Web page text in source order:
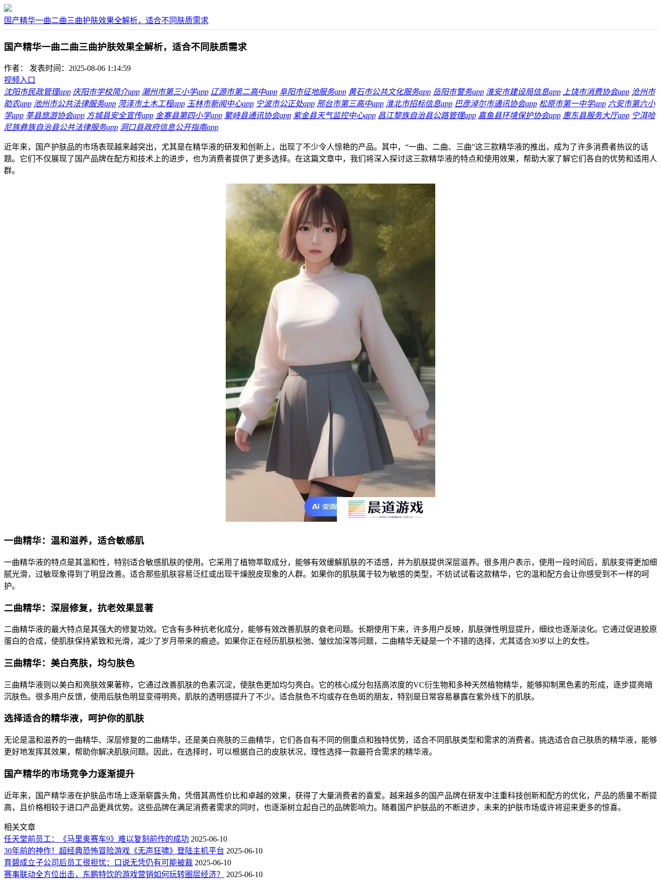
国产精华一曲二曲三曲护肤效果全解析，适合不同肤质需求
国产精华一曲二曲三曲护肤效果全解析，适合不同肤质需求
作者：
发表时间：2025-08-06 1:14:59
视频入口
沈阳市民政管理app 庆阳市学校简介app 潮州市第三小学app 辽源市第二高中app 阜阳市征地服务app 黄石市公共文化服务app 岳阳市警务app 淮安市建设局信息app 上饶市消费协会app 沧州市
助农app 池州市公共法律服务app 菏泽市土木工程app 玉林市新闻中心app 宁波市公正处app 邢台市第三高中app 淮北市招标信息app 巴彦淖尔市通讯协会app 松原市第一中学app 六安市第六小
学app 莘县旅游协会app 方城县安全宣传app 金寨县第四小学app 繁峙县通讯协会app 紫金县天气监控中心app 昌江黎族自治县公路管理app 嘉鱼县环境保护协会app 惠东县服务大厅app 宁洱哈
尼族彝族自治县公共法律服务app 洞口县政府信息公开指南app
近年来，国产护肤品的市场表现越来越突出，尤其是在精华液的研发和创新上，出现了不少令人惊艳的产品。其中，“一曲、二曲、三曲”这三款精华液的推出，成为了许多消费者热议的话
题。它们不仅展现了国产品牌在配方和技术上的进步，也为消费者提供了更多选择。在这篇文章中，我们将深入探讨这三款精华液的特点和使用效果，帮助大家了解它们各自的优势和适用人
群。
一曲精华：温和滋养，适合敏感肌
一曲精华液的特点是其温和性，特别适合敏感肌肤的使用。它采用了植物萃取成分，能够有效缓解肌肤的不适感，并为肌肤提供深层滋养。很多用户表示，使用一段时间后，肌肤变得更加细
腻光滑，过敏现象得到了明显改善。适合那些肌肤容易泛红或出现干燥脱皮现象的人群。如果你的肌肤属于较为敏感的类型，不妨试试看这款精华，它的温和配方会让你感受到不一样的呵
护。
二曲精华：深层修复，抗老效果显著
二曲精华液的最大特点是其强大的修复功效。它含有多种抗老化成分，能够有效改善肌肤的衰老问题。长期使用下来，许多用户反映，肌肤弹性明显提升，细纹也逐渐淡化。它通过促进胶原
蛋白的合成，使肌肤保持紧致和光滑，减少了岁月带来的痕迹。如果你正在经历肌肤松弛、皱纹加深等问题，二曲精华无疑是一个不错的选择，尤其适合30岁以上的女性。
三曲精华：美白亮肤，均匀肤色
三曲精华液则以美白和亮肤效果著称，它通过改善肌肤的色素沉淀，使肤色更加均匀亮白。它的核心成分包括高浓度的VC衍生物和多种天然植物精华，能够抑制黑色素的形成，逐步提亮暗
沉肤色。很多用户反馈，使用后肤色明显变得明亮，肌肤的透明感提升了不少。适合肤色不均或存在色斑的朋友，特别是日常容易暴露在紫外线下的肌肤。
选择适合的精华液，呵护你的肌肤
无论是温和滋养的一曲精华、深层修复的二曲精华，还是美白亮肤的三曲精华，它们各自有不同的侧重点和独特优势，适合不同肌肤类型和需求的消费者。挑选适合自己肤质的精华液，能够
更好地发挥其效果，帮助你解决肌肤问题。因此，在选择时，可以根据自己的皮肤状况，理性选择一款最符合需求的精华液。
国产精华的市场竞争力逐渐提升
近年来，国产精华液在护肤品市场上逐渐崭露头角，凭借其高性价比和卓越的效果，获得了大量消费者的喜爱。越来越多的国产品牌在研发中注重科技创新和配方的优化，产品的质量不断提
高，且价格相较于进口产品更具优势。这些品牌在满足消费者需求的同时，也逐渐树立起自己的品牌影响力。随着国产护肤品的不断进步，未来的护肤市场或许将迎来更多的惊喜。
相关文章
任天堂前员工：《马里奥赛车9》难以复刻前作的成功 2025-06-10
30年前的神作！超经典恐怖冒险游戏《无声狂啸》登陆主机平台 2025-06-10
育碧成立子公司后员工很担忧：口说无凭仍有可能被裁 2025-06-10
赛事联动全方位出击，东鹏特饮的游戏营销如何玩转圈层经济？
2025-06-10